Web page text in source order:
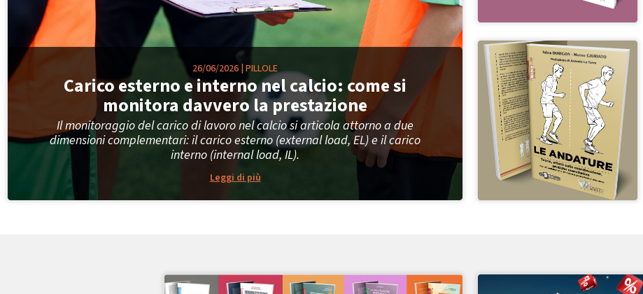
26/06/2026 PILLOLE
Carico esterno e interno nel calcio: come si
monitora davvero la prestazione
Il monitoraggio del carico di lavoro nel calcio si articola attorno a due
dimensioni complementari: il carico esterno (external load, EL) e il carico
interno (internal load, IL).
Leggi di più